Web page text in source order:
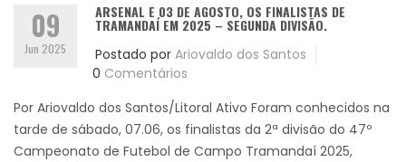
09
Jun 2025
ARSENAL E 03 DE AGOSTO, OS FINALISTAS DE
TRAMANDAÍ EM 2025 – SEGUNDA DIVISÃO.
Postado por Ariovaldo dos Santos
0 Comentários
Por Ariovaldo dos Santos/Litoral Ativo Foram conhecidos na
tarde de sábado, 07.06, os finalistas da 2ª divisão do 47º
Campeonato de Futebol de Campo Tramandaí 2025,